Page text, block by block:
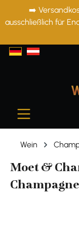
springen
➡️
ausschließlich für
Wein
Moet &
Bildergalerie